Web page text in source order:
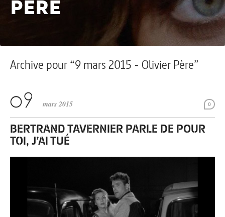
PÈRE
Archive pour “9 mars 2015 - Olivier Père”
0
mars 2015
BERTRAND TAVERNIER PARLE DE POUR
TOI, J’AI TUÉ